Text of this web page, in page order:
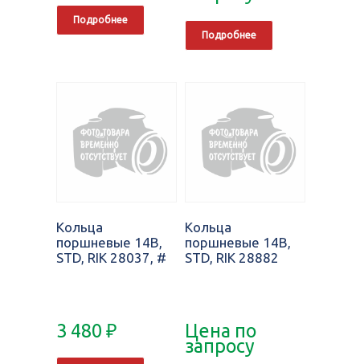
Подробнее
Подробнее
Кольца
поршневые 14B,
STD, RIK 28037, #
3 480 ₽
Кольца
поршневые 14B,
STD, RIK 28882
Цена по
запросу